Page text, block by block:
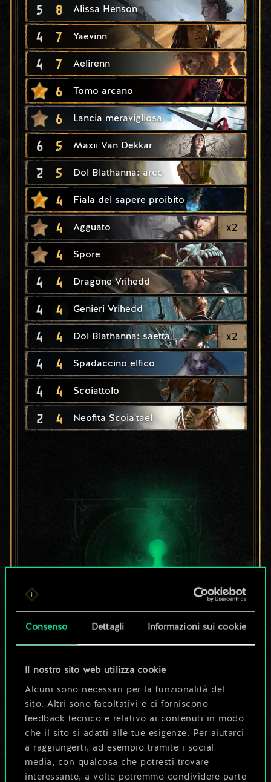
Consenso Dettagli Informazioni sui cookie
Il nostro sito web utilizza cookie
Alcuni sono necessari per la funzionalità del
sito. Altri sono facoltativi e ci forniscono
feedback tecnico e relativo ai contenuti in modo
che il sito si adatti alle tue esigenze. Per aiutarci
a raggiungerti, ad esempio tramite i social
media, con qualcosa che potresti trovare
interessante, a volte potremmo condividere parte
5 8 Alissa Henson
4 7 Yaevinn
4 7 Aelirenn
6 Tomo arcano
6 Lancia meravigliosa
6 5 Maxii Van Dekkar
2 5 Dol Blathanna: arco
4 Fiala del sapere proibito
4 Agguato x2
4 Spore
4 4 Dragone Vrihedd
4 4 Genieri Vrihedd
4 4 Dol Blathanna: saetta x2
4 4 Spadaccino elfico
4 4 Scoiattolo
2 4 Neofita Scoia'tael
set di carte
condiviso.
Ma può diventare
molto altro!